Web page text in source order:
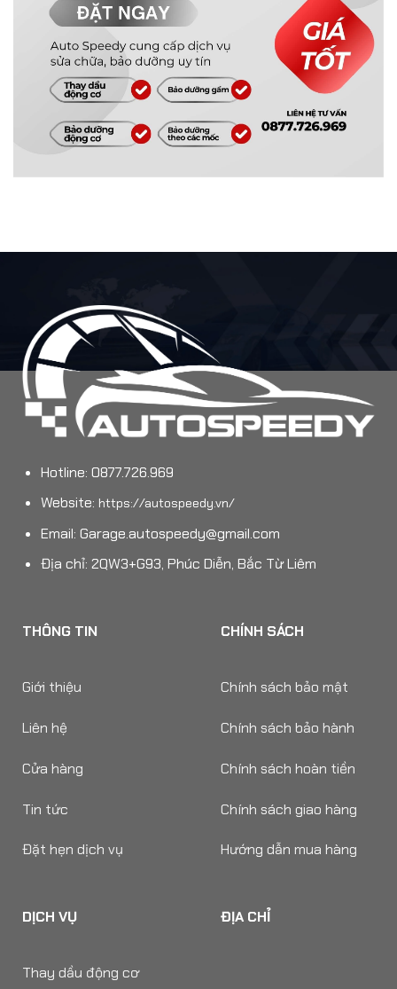
Hotline: 0877.726.969
Website: https://autospeedy.vn/
Email: Garage.autospeedy@gmail.com
Địa chỉ: 2QW3+G93, Phúc Diễn, Bắc Từ Liêm
THÔNG TIN
Giới thiệu
Liên hệ
Cửa hàng
Tin tức
Đặt hẹn dịch vụ
CHÍNH SÁCH
Chính sách bảo mật
Chính sách bảo hành
Chính sách hoàn tiền
Chính sách giao hàng
Hướng dẫn mua hàng
DỊCH VỤ
Thay dầu động cơ
ĐỊA CHỈ